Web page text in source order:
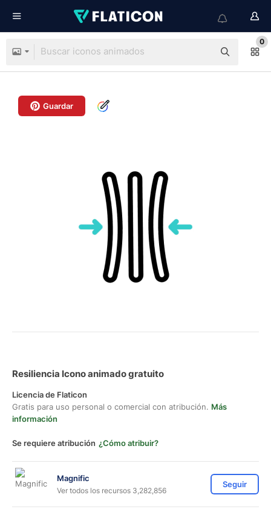
0
Guardar
Resiliencia Icono animado gratuito
Licencia de Flaticon
Gratis para uso personal o comercial con atribución. Más
información
Se requiere atribución ¿Cómo atribuir?
Magnific
Ver todos los recursos 3,282,856
Seguir